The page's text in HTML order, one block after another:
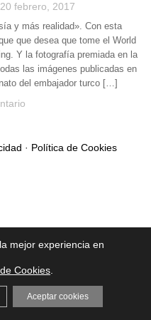
20 febrero, 2017
y más realidad». Con esta
que desea que tome el World
Y la fotografía premiada en la
las imágenes publicadas en
del embajador turco […]
· Política de Cookies
mejor experiencia en
Cookies
Aceptar cookies